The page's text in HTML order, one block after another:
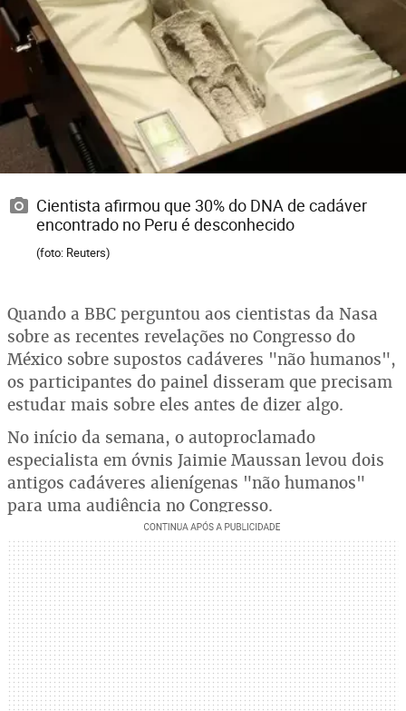
Cientista afirmou que 30% do DNA de cadáver
encontrado no Peru é desconhecido
(foto: Reuters)
Quando a BBC perguntou aos cientistas da Nasa
sobre as recentes revelações no Congresso do
México sobre supostos cadáveres "não humanos",
os participantes do painel disseram que precisam
estudar mais sobre eles antes de dizer algo.
No início da semana, o autoproclamado
especialista em óvnis Jaimie Maussan levou dois
antigos cadáveres alienígenas "não humanos"
para uma audiência no Congresso.